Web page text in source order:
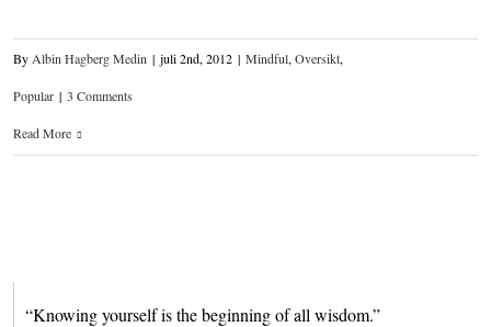
By Albin Hagberg Medin | juli 2nd, 2012 | Mindful, Oversikt,
Popular | 3 Comments
Read More
“Knowing yourself is the beginning of all wisdom.”